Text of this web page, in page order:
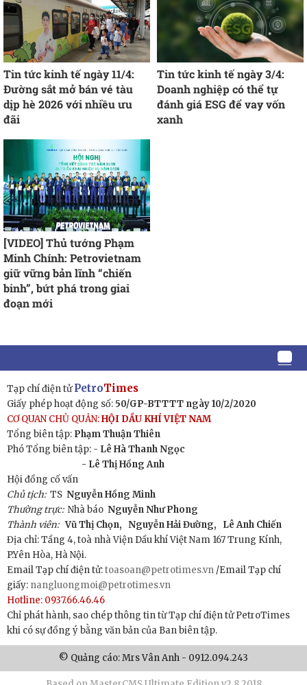
Tin tức kinh tế ngày 11/4:
Đường sắt mở bán vé tàu
dịp hè 2026 với nhiều ưu
đãi
Tin tức kinh tế ngày 3/4:
Doanh nghiệp có thể tự
đánh giá ESG để vay vốn
xanh
[VIDEO] Thủ tướng Phạm
Minh Chính: Petrovietnam
giữ vững bản lĩnh “chiến
binh”, bứt phá trong giai
đoạn mới
Tạp chí điện tửPetroTimes
Giấy phép hoạt động số: 50/GP-BTTTT ngày 10/2/2020
CƠ QUAN CHỦ QUẢN:HỘI DẦU KHÍ VIỆT NAM
Tổng biên tập: Phạm Thuận Thiên
Phó Tổng biên tập: - Lê Hà Thanh Ngọc
- Lê Thị Hồng Anh
Hội đồng cố vấn
Chủ tịch:TS Nguyễn Hồng Minh
Thường trực: Nhà báo Nguyễn Như Phong
Thành viên: Vũ Thị Chọn, Nguyễn Hải Đường,
Lê Anh Chiến
Địa chỉ: Tầng 4, toà nhà Viện Dầu khí Việt Nam 167 Trung Kính,
P.Yên Hòa, Hà Nội.
Email Tạp chí điện tử:toasoan@petrotimes.vn /Email Tạp chí
giấy: nangluongmoi@petrotimes.vn
Hotline: 0937.66.46.46
Chỉ phát hành, sao chép thông tin từ Tạp chí điện tử PetroTimes
khi có sự đồng ý bằng văn bản của Ban biên tập.
© Quảng cáo: Mrs Vân Anh - 0912.094.243